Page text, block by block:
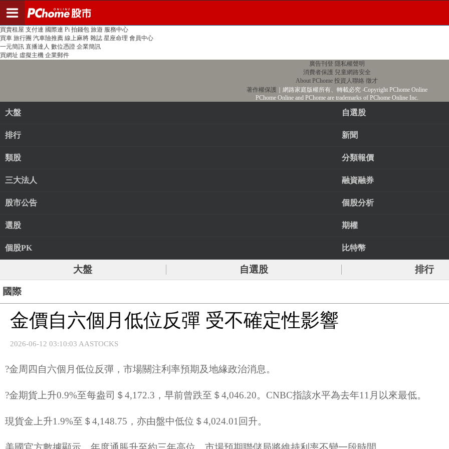
PChome首頁 線上購物 24h購物 書店
買賣租屋 支付連 國際連 Pi 拍錢包 旅遊 服務中心
買車 旅行團 汽車險推薦 線上麻將 雜誌 星座命理 會員中心
一元簡訊 直播達人 數位憑證 企業簡訊
買網址 虛擬主機 企業郵件
廣告刊登 隱私權聲明
消費者保護 兒童網路安全
About PChome 投資人聯絡 徵才
著作權保護 ｜網路家庭版權所有、轉載必究‧Copyright PChome Online
PChome Online and PChome are trademarks of PChome Online Inc.
大盤 自選股
排行 新聞
類股 分類報價
三大法人 融資融券
股市公告 個股分析
選股 期權
個股PK 比特幣
大盤 自選股 排行
國際
金價自六個月低位反彈 受不確定性影響
2026-06-12 03:10:03 AASTOCKS
?金周四自六個月低位反彈，市場關注利率預期及地緣政治消息。
?金期貨上升0.9%至每盎司＄4,172.3，早前曾跌至＄4,046.20。CNBC指該水平為去年11月以來最低。
現貨金上升1.9%至＄4,148.75，亦由盤中低位＄4,024.01回升。